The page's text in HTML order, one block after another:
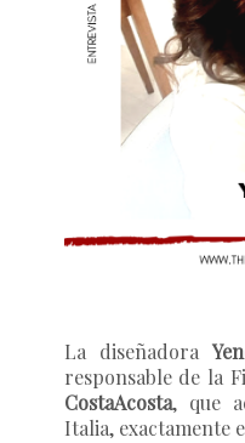
La diseñadora
responsable de la
CostaAcosta, que
Italia, exactamente